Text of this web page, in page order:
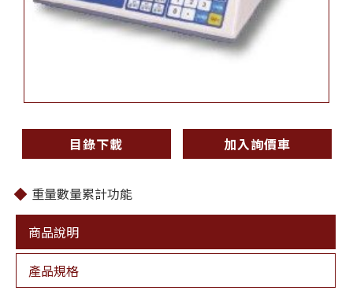
目錄下載 加入詢價車
重量數量累計功能
商品說明
產品規格